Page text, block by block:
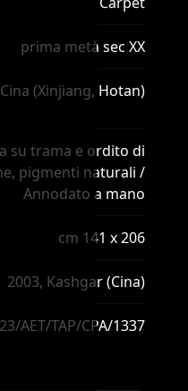
prima metà sec XX
Cina (Xinjiang, Hotan)
su trama e ordito di
pigmenti naturali /
Annodato a mano
cm 141 x 206
2003, Kashgar (Cina)
AET/TAP/CPA/1337